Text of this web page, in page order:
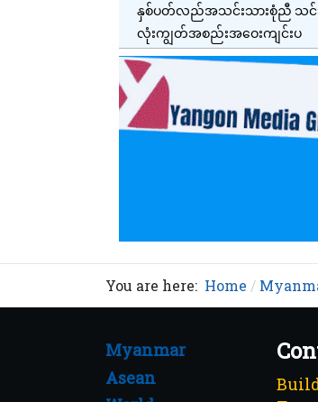
နှစ်ပတ်လည်အသင်းသားစုံညီ သင်
လုံးကျွတ်အစည်းအဝေးကျင်းပ
You are here: Home
Myanmar
Asean